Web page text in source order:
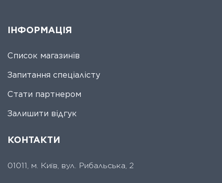
ІНФОРМАЦІЯ
Список магазинів
Запитання спеціалісту
Стати партнером
Залишити відгук
КОНТАКТИ
01011, м. Київ, вул. Рибальська, 2